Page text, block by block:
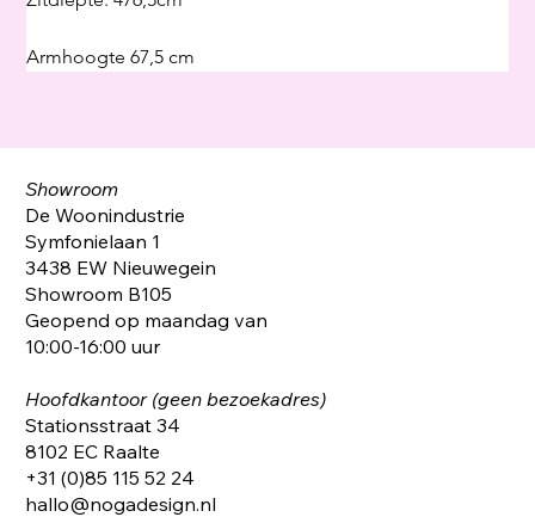
Armhoogte 67,5 cm
Showroom
De Woonindustrie
Symfonielaan 1
3438 EW Nieuwegein
Showroom B105
Geopend op maandag van
10:00-16:00 uur
Hoofdkantoor (geen bezoekadres)
Stationsstraat 34
8102 EC Raalte
+31 (0)85 115 52 24
hallo@nogadesign.nl